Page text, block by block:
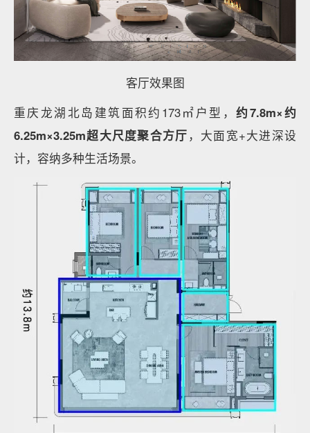
客厅效果图
重庆龙湖北岛建筑面积约173㎡户型，约7.8m×约
6.25m×3.25m超大尺度聚合方厅 ，大面宽+大进深设
计，容纳多种生活场景。